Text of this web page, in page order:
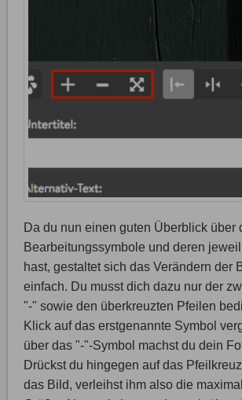
Da du nun einen guten Überblick über
Bearbeitungssymbole und deren
hast, gestaltet sich das Verändern der
einfach. Du musst dich dazu nur der
"-" sowie den überkreuzten Pfeilen
Klick auf das erstgenannte Symbol
über das "-"-Symbol machst du dein
Drückst du hingegen auf das
das Bild, verleihst ihm also die